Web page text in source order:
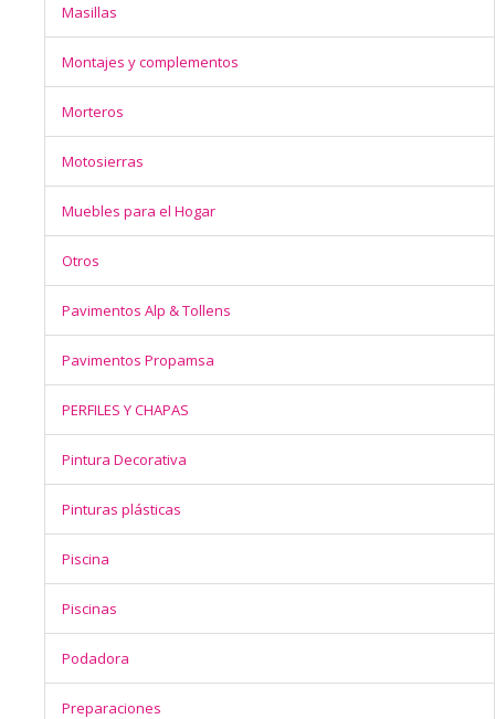
Masillas
Montajes y complementos
Morteros
Motosierras
Muebles para el Hogar
Otros
Pavimentos Alp & Tollens
Pavimentos Propamsa
PERFILES Y CHAPAS
Pintura Decorativa
Pinturas plásticas
Piscina
Piscinas
Podadora
Preparaciones